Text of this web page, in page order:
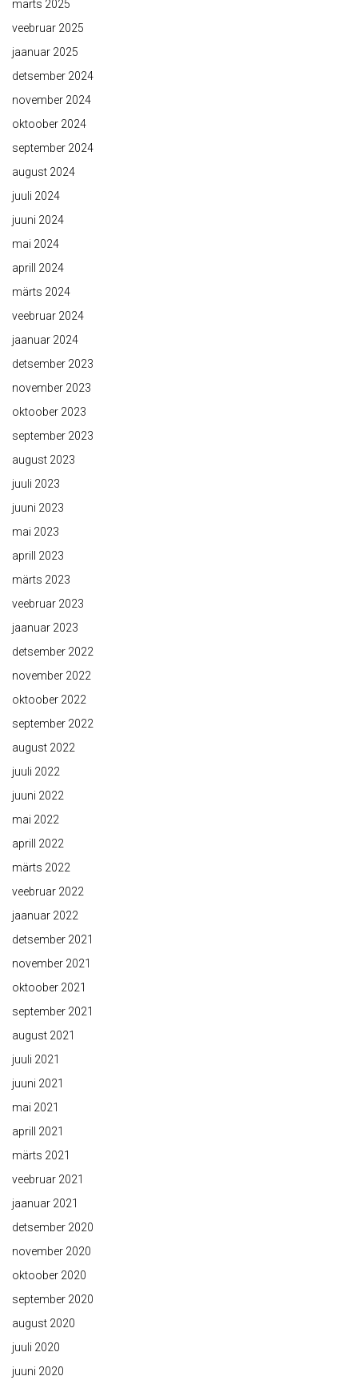
märts 2025
veebruar 2025
jaanuar 2025
detsember 2024
november 2024
oktoober 2024
september 2024
august 2024
juuli 2024
juuni 2024
mai 2024
aprill 2024
märts 2024
veebruar 2024
jaanuar 2024
detsember 2023
november 2023
oktoober 2023
september 2023
august 2023
juuli 2023
juuni 2023
mai 2023
aprill 2023
märts 2023
veebruar 2023
jaanuar 2023
detsember 2022
november 2022
oktoober 2022
september 2022
august 2022
juuli 2022
juuni 2022
mai 2022
aprill 2022
märts 2022
veebruar 2022
jaanuar 2022
detsember 2021
november 2021
oktoober 2021
september 2021
august 2021
juuli 2021
juuni 2021
mai 2021
aprill 2021
märts 2021
veebruar 2021
jaanuar 2021
detsember 2020
november 2020
oktoober 2020
september 2020
august 2020
juuli 2020
juuni 2020